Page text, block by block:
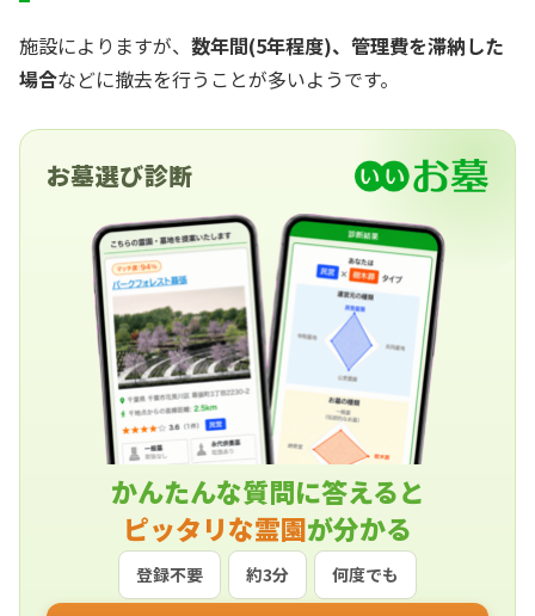
施設によりますが、 数年間(5年程度)、管理費を滞納した
場合などに撤去を行うことが多いようです。
お墓選び診断
かんたんな質問に答えると
ピッタリな霊園が分かる
登録不要 約3分 何度でも